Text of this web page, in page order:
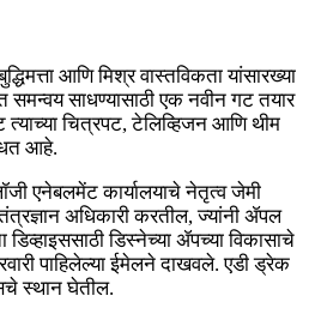
आणि मिश्र वास्तविकता यांसारख्या
समन्वय साधण्यासाठी एक नवीन गट तयार
चित्रपट, टेलिव्हिजन आणि थीम
आहे.
एनेबलमेंट कार्यालयाचे नेतृत्व जेमी
अधिकारी करतील, ज्यांनी ॲपल
डिव्हाइससाठी डिस्नेच्या ॲपच्या विकासाचे
पाहिलेल्या ईमेलने दाखवले. एडी ड्रेक
स्थान घेतील.